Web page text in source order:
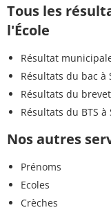
Tous les
l'École
Résultat
Résultats du bac à
Résultats du
Résultats du BTS
Nos autres
Prénoms
Ecoles
Crèches